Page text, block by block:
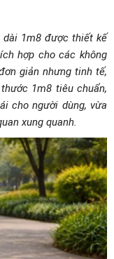
dài 1m8 được thiết kế
hợp cho các không
giản nhưng tinh tế,
1m8 tiêu chuẩn,
cho người dùng, vừa
xung quanh.